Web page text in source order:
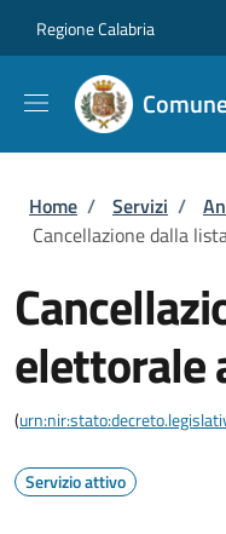
Regione Calabria
Briciole di
Home / Servizi /
Cancellazione dalla
elettorale
(
Servizio attivo